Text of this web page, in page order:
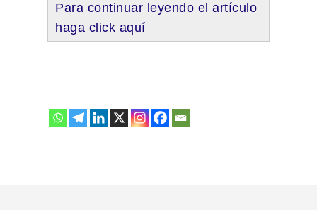
Para continuar leyendo el artículo
haga click aquí